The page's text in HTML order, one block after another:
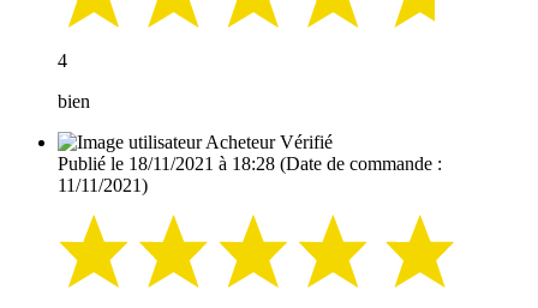
4
bien
Acheteur Vérifié
Publié le 18/11/2021 à 18:28 (Date de commande :
11/11/2021)